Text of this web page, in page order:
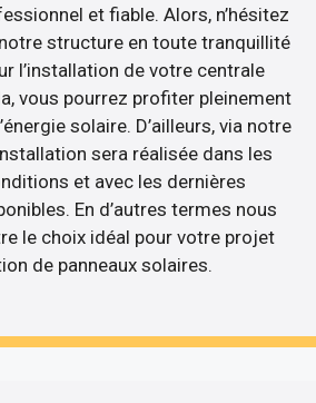
et fiable. Alors, n’hésitez
structure en toute tranquillité
l’installation de votre centrale
vous pourrez profiter pleinement
solaire. D’ailleurs, via notre
sera réalisée dans les
et avec les dernières
En d’autres termes nous
le choix idéal pour votre projet
de panneaux solaires.